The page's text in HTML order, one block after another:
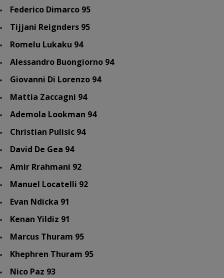
Federico Dimarco 95
Tijjani Reignders 95
Romelu Lukaku 94
Alessandro Buongiorno 94
Giovanni Di Lorenzo 94
Mattia Zaccagni 94
Ademola Lookman 94
Christian Pulisic 94
David De Gea 94
Amir Rrahmani 92
Manuel Locatelli 92
Evan Ndicka 91
Kenan Yildiz 91
Marcus Thuram 95
Khephren Thuram 95
Nico Paz 93